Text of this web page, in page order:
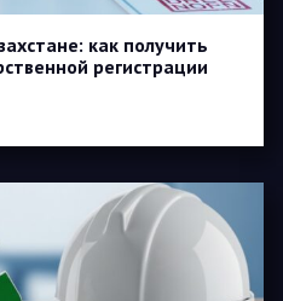
как получить
регистрации